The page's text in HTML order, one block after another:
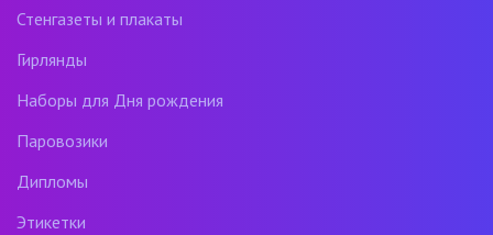
Стенгазеты и плакаты
Гирлянды
Наборы для Дня рождения
Паровозики
Дипломы
Этикетки